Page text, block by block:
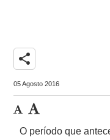
share
05 Agosto 2016
O período que